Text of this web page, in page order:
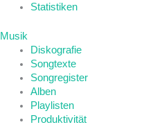
Statistiken
Musik
Diskografie
Songtexte
Songregister
Alben
Playlisten
Produktivität